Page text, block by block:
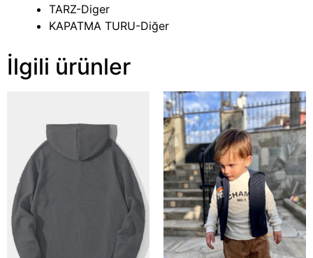
TARZ-Diger
KAPATMA TURU-Diğer
İlgili ürünler